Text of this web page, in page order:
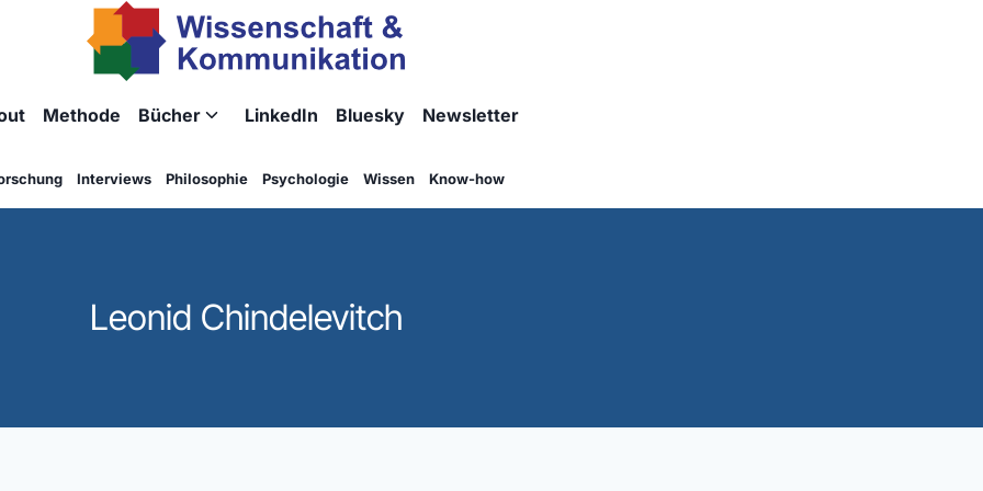
Methode Bücher
Untermenü
LinkedIn Bluesky Newsletter
Interviews Philosophie Psychologie Wissen Know-how
Leonid Chindelevitch